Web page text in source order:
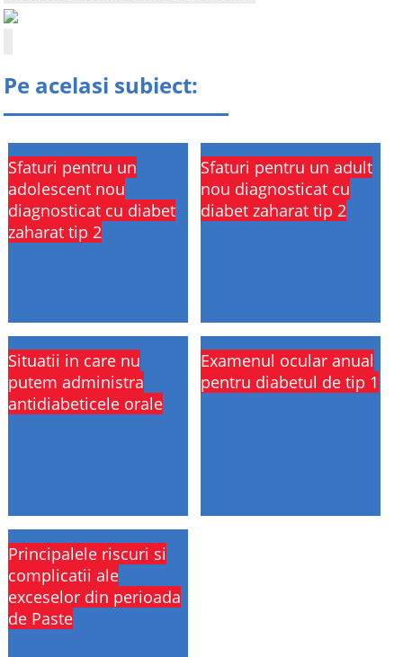
Pe acelasi subiect:
Sfaturi pentru un
adolescent nou
diagnosticat cu diabet
zaharat tip 2
Sfaturi pentru un adult
nou diagnosticat cu
diabet zaharat tip 2
Situatii in care nu
putem administra
antidiabeticele orale
Examenul ocular anual
pentru diabetul de tip 1
Principalele riscuri si
complicatii ale
exceselor din perioada
de Paste